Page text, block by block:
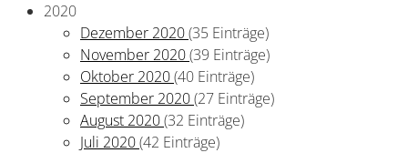
2020
Dezember 2020(35 Einträge)
November 2020(39 Einträge)
Oktober 2020(40 Einträge)
September 2020(27 Einträge)
August 2020(32 Einträge)
Juli 2020(42 Einträge)